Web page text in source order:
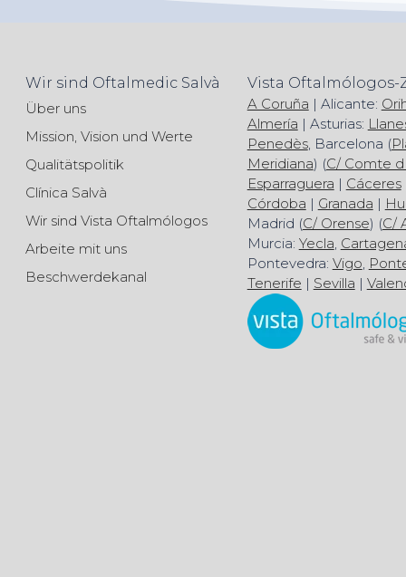
Wir sind Oftalmedic Salvà
Über uns
Mission, Vision und Werte
Qualitätspolitik
Clínica Salvà
Wir sind Vista Oftalmólogos
Arbeite mit uns
Beschwerdekanal
Vista Oftalmólogos-
A Coruña | Alicante:
Almería | Asturias:
Penedès, Barcelona (
Meridiana) (C/ Comte
Esparraguera | Cáceres
Córdoba | Granada |
Madrid (C/ Orense) (C/
Murcia: Yecla,
Pontevedra: Vigo,
Tenerife | Sevilla |